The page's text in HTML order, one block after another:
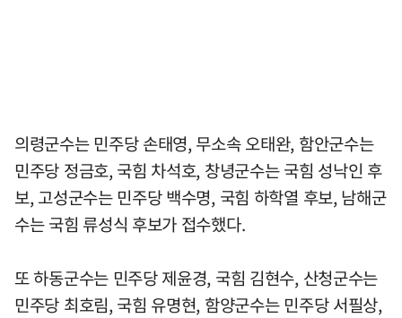
의령군수는 민주당 손태영, 무소속 오태완, 함안군수는
민주당 정금호, 국힘 차석호, 창녕군수는 국힘 성낙인 후
보, 고성군수는 민주당 백수명, 국힘 하학열 후보, 남해군
수는 국힘 류성식 후보가 접수했다.
또 하동군수는 민주당 제윤경, 국힘 김현수, 산청군수는
민주당 최호림, 국힘 유명현, 함양군수는 민주당 서필상,